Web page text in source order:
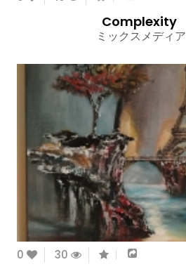
Complexity
ミックスメディア
0 30